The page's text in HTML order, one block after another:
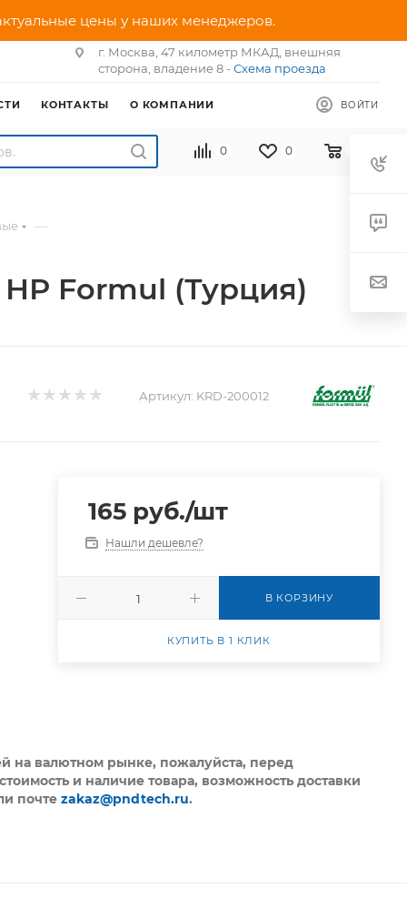
цены у наших менеджеров.
г. Москва, 47 километр МКАД, внешняя
сторона, владение 8 - Схема проезда
ВОЙТИ
КОНТАКТЫ О КОМПАНИИ
0 0
—
НР Formul (Турция)
Артикул: KRD-200012
165руб./шт
Нашли дешевле?
В КОРЗИНУ
КУПИТЬ В 1 КЛИК
на валютном рынке, пожалуйста, перед
и наличие товара, возможность доставки
почтеzakaz@pndtech.ru.